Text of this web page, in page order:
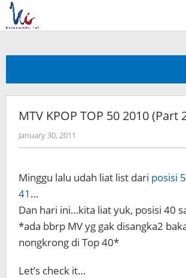
Skip
content
MTV KPOP TOP 50 2010 (Part
January 30, 2011
Koreanindo
Minggu lalu udah liat list dari posisi
41 …
Dan hari ini…kita liat yuk, posisi 40
*ada bbrp MV yg gak disangka2
nongkrong di Top 40*
Let’s check it…